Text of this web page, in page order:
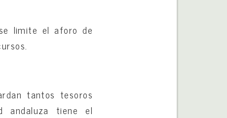
limite el aforo de
tantos tesoros
andaluza tiene el